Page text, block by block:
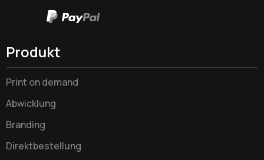
Produkt
Print on demand
Abwicklung
Branding
Direktbestellung